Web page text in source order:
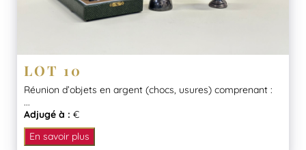
LOT 10
Réunion d’objets en argent (chocs, usures) comprenant :
...
Adjugé à : €
En savoir plus